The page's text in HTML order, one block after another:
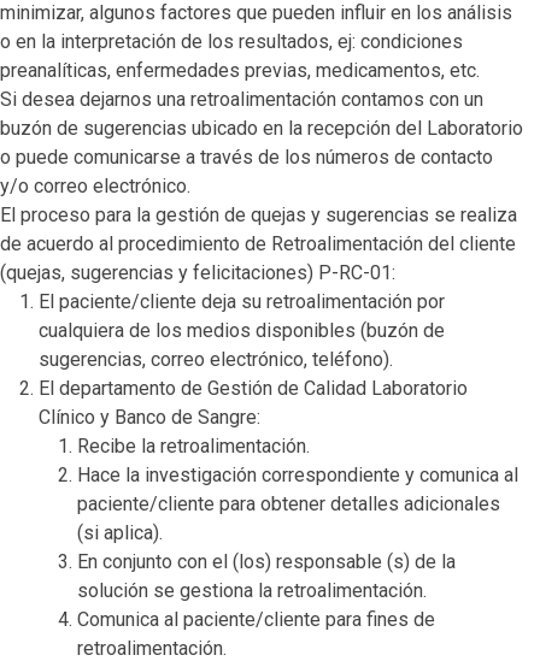
minimizar, algunos factores que pueden influir en los análisis
o en la interpretación de los resultados, ej: condiciones
preanalíticas, enfermedades previas, medicamentos, etc.
Si desea dejarnos una retroalimentación contamos con un
buzón de sugerencias ubicado en la recepción del Laboratorio
o puede comunicarse a través de los números de contacto
y/o correo electrónico.
El proceso para la gestión de quejas y sugerencias se realiza
de acuerdo al procedimiento de Retroalimentación del cliente
(quejas, sugerencias y felicitaciones) P-RC-01:
El paciente/cliente deja su retroalimentación por
cualquiera de los medios disponibles (buzón de
sugerencias, correo electrónico, teléfono).
El departamento de Gestión de Calidad Laboratorio
Clínico y Banco de Sangre:
Recibe la retroalimentación.
Hace la investigación correspondiente y comunica al
paciente/cliente para obtener detalles adicionales
(si aplica).
En conjunto con el (los) responsable (s) de la
solución se gestiona la retroalimentación.
Comunica al paciente/cliente para fines de
retroalimentación.